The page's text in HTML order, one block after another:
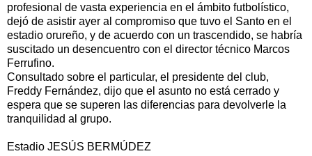
profesional de vasta experiencia en el ámbito futbolístico,
dejó de asistir ayer al compromiso que tuvo el Santo en el
estadio orureño, y de acuerdo con un trascendido, se habría
suscitado un desencuentro con el director técnico Marcos
Ferrufino.
Consultado sobre el particular, el presidente del club,
Freddy Fernández, dijo que el asunto no está cerrado y
espera que se superen las diferencias para devolverle la
tranquilidad al grupo.
Estadio JESÚS BERMÚDEZ